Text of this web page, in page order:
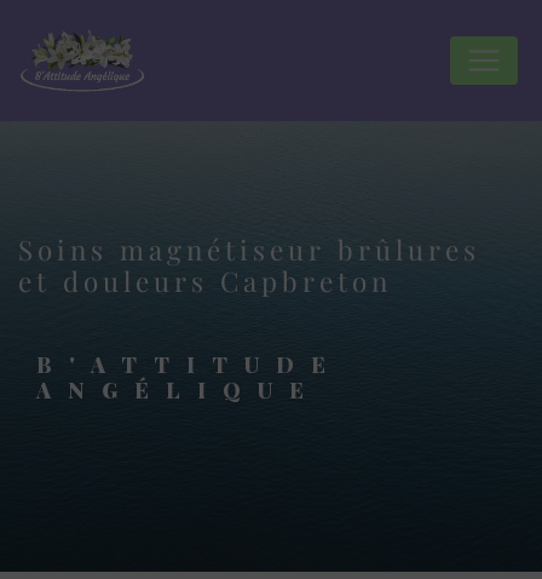
Soins magnétiseur brûlures
et douleurs Capbreton
B'ATTITUDE
ANGÉLIQUE